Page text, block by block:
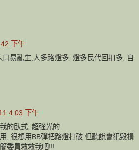
下午
易亂生,人多路燈多, 燈多民代回扣多, 自
4:03 下午
的臥式, 超強光的
, 很想用BB彈把路燈打破 但聽說會犯毀損
委員救救我吧!!!